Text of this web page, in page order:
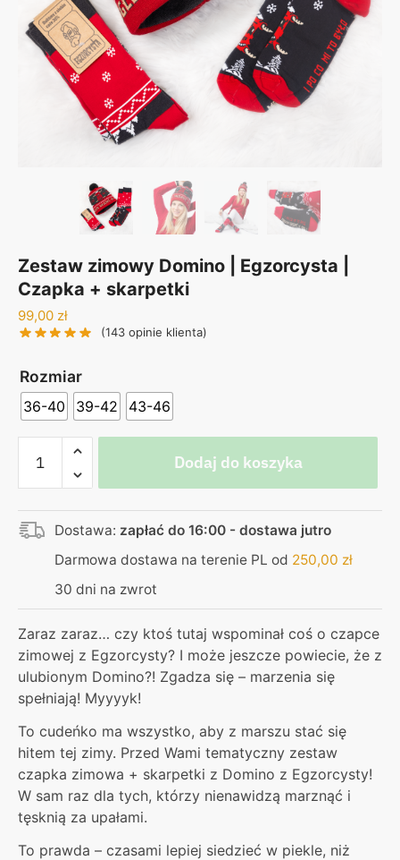
Zestaw zimowy Domino | Egzorcysta |
Czapka + skarpetki
99,00 zł
(143 opinie klienta)
Rozmiar
36-40 39-42 43-46
Zestaw
zimowy
Domino
|
Egzorcysta
Czapka
skarpetki
Dodaj do koszyka
Dostawa: zapłać do 16:00 - dostawa jutro
Darmowa dostawa na terenie PL od 250,00 zł
30 dni na zwrot
Zaraz zaraz… czy ktoś tutaj wspominał coś o czapce
zimowej z Egzorcysty? I może jeszcze powiecie, że z
ulubionym Domino?! Zgadza się – marzenia się
spełniają! Myyyyk!
To cudeńko ma wszystko, aby z marszu stać się
hitem tej zimy. Przed Wami tematyczny zestaw
czapka zimowa + skarpetki z Domino z Egzorcysty!
W sam raz dla tych, którzy nienawidzą marznąć i
tęsknią za upałami.
To prawda – czasami lepiej siedzieć w piekle, niż